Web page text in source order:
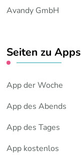
Avandy GmbH
Seiten zu Apps
App der Woche
App des Abends
App des Tages
App kostenlos